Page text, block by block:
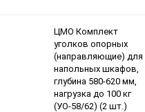
ЦМО Комплект
уголков опорных
(направляющие) для
напольных шкафов,
глубина 580-620 мм,
нагрузка до 100 кг
(УО-58/62) (2 шт.)